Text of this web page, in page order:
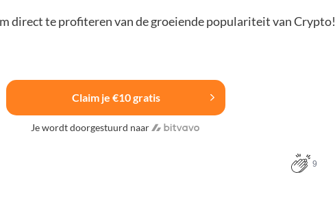
direct te profiteren van de groeiende populariteit van Crypto!
Claim je €10 gratis
Je wordt doorgestuurd naar
9